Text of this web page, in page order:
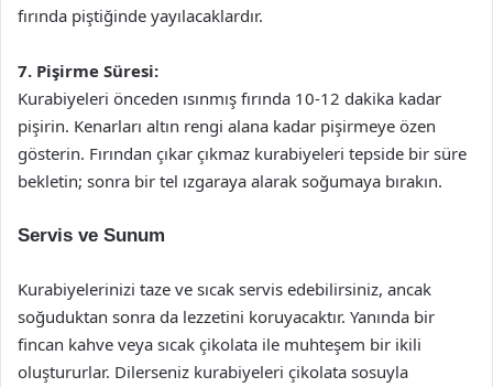
fırında piştiğinde yayılacaklardır.
7. Pişirme Süresi:
Kurabiyeleri önceden ısınmış fırında 10-12 dakika kadar
pişirin. Kenarları altın rengi alana kadar pişirmeye özen
gösterin. Fırından çıkar çıkmaz kurabiyeleri tepside bir süre
bekletin; sonra bir tel ızgaraya alarak soğumaya bırakın.
Servis ve Sunum
Kurabiyelerinizi taze ve sıcak servis edebilirsiniz, ancak
soğuduktan sonra da lezzetini koruyacaktır. Yanında bir
fincan kahve veya sıcak çikolata ile muhteşem bir ikili
oluştururlar. Dilerseniz kurabiyeleri çikolata sosuyla